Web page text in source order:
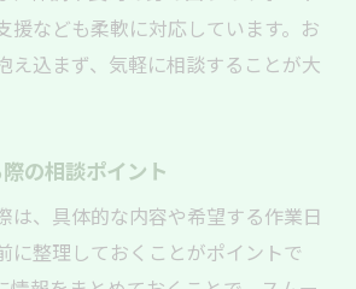
援なども柔軟に対応しています。お
え込まず、気軽に相談することが大
の相談ポイント
は、具体的な内容や希望する作業日
に整理しておくことがポイントで